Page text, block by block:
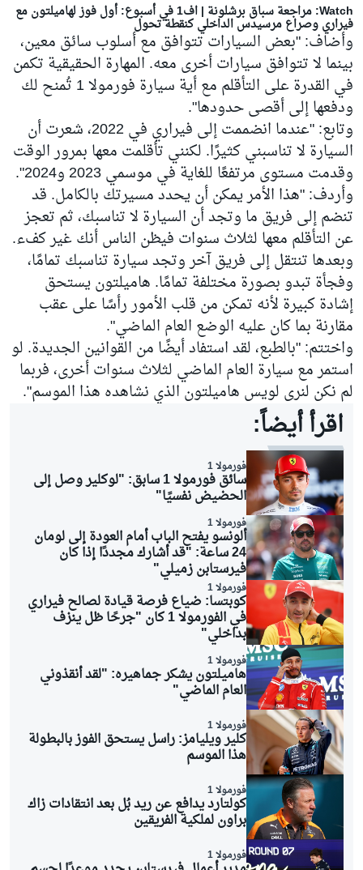
Watch: مراجعة سباق برشلونة | اف1 في أسبوع: أول فوز لهاميلتون مع
فيراري وصراع مرسيدس الداخلي كنقطة تحول
وأضاف: "بعض السيارات تتوافق مع أسلوب سائق معين،
بينما لا تتوافق سيارات أخرى معه. المهارة الحقيقية تكمن
في القدرة على التأقلم مع أية سيارة فورمولا 1 تُمنح لك
ودفعها إلى أقصى حدودها".
وتابع: "عندما انضممت إلى فيراري في 2022، شعرت أن
السيارة لا تناسبني كثيرًا. لكنني تأقلمت معها بمرور الوقت
وقدمت مستوى مرتفعًا للغاية في موسمي 2023 و2024".
وأردف: "هذا الأمر يمكن أن يحدد مسيرتك بالكامل. قد
تنضم إلى فريق ما وتجد أن السيارة لا تناسبك، ثم تعجز
عن التأقلم معها لثلاث سنوات فيظن الناس أنك غير كفء.
وبعدها تنتقل إلى فريق آخر وتجد سيارة تناسبك تمامًا،
وفجأة تبدو بصورة مختلفة تمامًا. هاميلتون يستحق
إشادة كبيرة لأنه تمكن من قلب الأمور رأسًا على عقب
مقارنة بما كان عليه الوضع العام الماضي".
واختتم: "بالطبع، لقد استفاد أيضًا من القوانين الجديدة. لو
استمر مع سيارة العام الماضي لثلاث سنوات أخرى، فربما
لم نكن لنرى لويس هاميلتون الذي نشاهده هذا الموسم".
اقرأ أيضاً:
فورمولا 1
سائق فورمولا 1 سابق: "لوكلير وصل إلى
الحضيض نفسيًا"
فورمولا 1
ألونسو يفتح الباب أمام العودة إلى لومان
24 ساعة: "قد أشارك مجددًا إذا كان
فيرستابن زميلي"
فورمولا 1
كوبتسا: ضياع فرصة قيادة لصالح فيراري
في الفورمولا 1 كان "جرحًا ظل ينزف
بداخلي"
فورمولا 1
هاميلتون يشكر جماهيره: "لقد أنقذوني
العام الماضي"
فورمولا 1
كلير ويليامز: راسل يستحق الفوز بالبطولة
هذا الموسم
فورمولا 1
كولتارد يدافع عن ريد بُل بعد انتقادات زاك
براون لملكية الفريقين
فورمولا 1